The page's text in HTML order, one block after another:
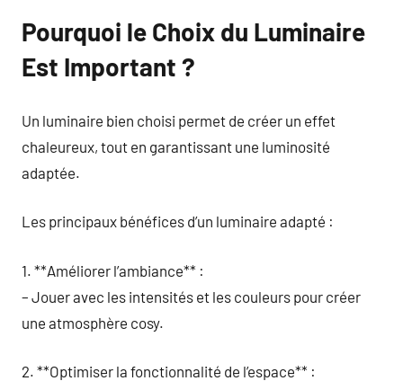
Pourquoi le Choix du Luminaire
Est Important ?
Un luminaire bien choisi permet de créer un effet
chaleureux, tout en garantissant une luminosité
adaptée.
Les principaux bénéfices d’un luminaire adapté :
1. **Améliorer l’ambiance** :
– Jouer avec les intensités et les couleurs pour créer
une atmosphère cosy.
2. **Optimiser la fonctionnalité de l’espace** :